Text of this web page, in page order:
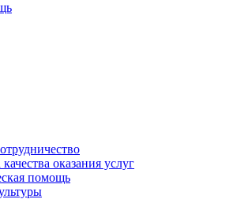
оказания услуг
помощь